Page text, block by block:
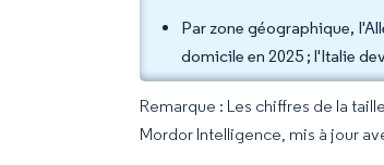
Par zone géographique,
domicile en 2025 ; l'Italie
Remarque : Les chiffres de la
Mordor Intelligence, mis à jour